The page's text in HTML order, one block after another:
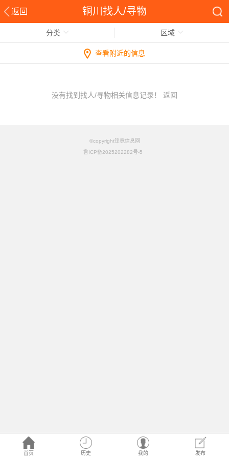
返回 铜川找人/寻物
首页 历史 我的 发布
分类 区域
查看附近的信息
没有找到找人/寻物相关信息记录！ 返回
©copyright铭竟信息网
鲁ICP备2025202282号-5